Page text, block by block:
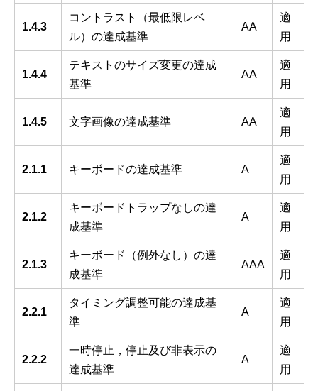
1.4.3
コントラスト（最低限レベ
ル）の達成基準
AA
適
用
1.4.4
テキストのサイズ変更の達成
基準
AA
適
用
1.4.5 文字画像の達成基準 AA
適
用
2.1.1 キーボードの達成基準 A
適
用
2.1.2
キーボードトラップなしの達
成基準
A
適
用
2.1.3
キーボード（例外なし）の達
成基準
AAA
適
用
2.2.1
タイミング調整可能の達成基
準
A
適
用
2.2.2
一時停止，停止及び非表示の
達成基準
A
適
用